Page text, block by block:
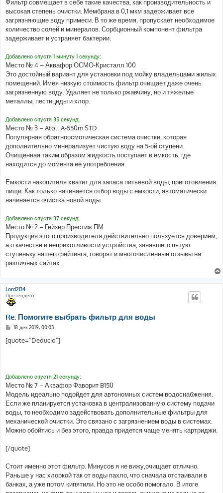
Фильтр совмещает в себе такие качества, как производительность и
высокая степень очистки. Мембрана в 0,1 мкм задерживает все
загрязняющие воду примеси. В то же время, пропускает необходимое
количество солей и минералов. Сорбционный компонент фильтра
задерживает и устраняет бактерии.
Добавлено спустя 1 минуту 1 секунду:
Место № 4 – Аквафор ОСМО-Кристалл 100
Это достойный вариант для установки под мойку владельцами жилых
помещений. Имея низкую стоимость фильтр очищает даже очень
загрязненную воду. Удаляет не только ржавчину, но и тяжелые
металлы, пестициды и хлор.
Добавлено спустя 35 секунд:
Место № 3 – Atoll A-550m STD
Популярная обратноосмотическая система очистки, которая
дополнительно минерализует чистую воду на 5-ой ступени.
Очищенная таким образом жидкость поступает в емкость, где
находится до момента её употребления.
Емкости накопителя хватит для запаса питьевой воды, приготовления
пищи. Как только начинается отбор воды с емкости, автоматически
начинается очистка новой воды.
Добавлено спустя 37 секунд:
Место № 2 – Гейзер Престиж ПМ
Продукция этого производителя действительно пользуется доверием,
а о качестве и неприхотливости устройства, занявшего пятую
ступеньку нашего рейтинга, говорят и многочисленные отзывы на
различных сайтах.
Lord2134
Претендент
Re: Помогите выбрать фильтр для воды
С
о
б
е
18 дек 2019, 00:03
[quote="Deducio"]
Добавлено спустя 21 секунду:
Место № 7 – Аквафор Фаворит B150
Модель идеально подойдет для автономных систем водоснабжения.
Если же планируется установка в централизованную систему подачи
воды, то необходимо задействовать дополнительные фильтры для
механической очистки. Это связано с загрязнением воды в системах.
Можно обойтись и без этого, правда придется чаще менять картриджи.
[/quote]
Стоит именно этот фильтр. Минусов я не вижу,очищает отлично.
Раньше у нас хлоркой так от воды пахло, что сначала отстаивали в
банках, а уже потом кипятили. Но это не особо помогало. В итоге